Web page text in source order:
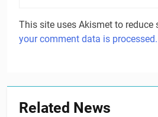
This site uses Akismet to reduce
your comment data is processed.
Related News